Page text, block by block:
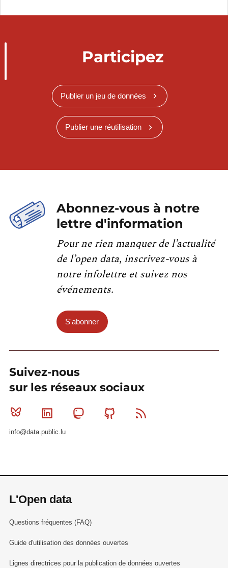
Participez
Publier un jeu de données
Publier une réutilisation
Abonnez-vous à notre
lettre d'information
Pour ne rien manquer de l’actualité
de l’open data, inscrivez-vous à
notre infolettre et suivez nos
événements.
S'abonner
Suivez-nous
sur les réseaux sociaux
Bluesky Linkedin MastodonGithub
info@data.public.lu
L'Open data
Questions fréquentes (FAQ)
Guide d'utilisation des données ouvertes
Lignes directrices pour la publication de données ouvertes